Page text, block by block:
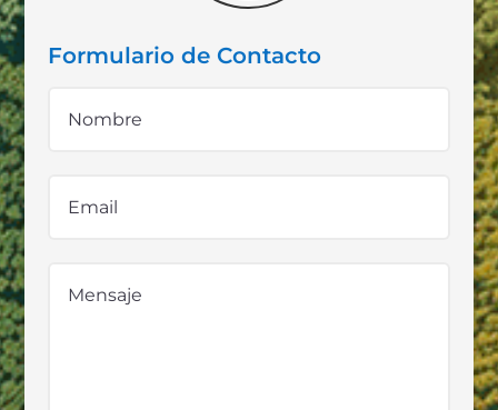
Formulario de Contacto